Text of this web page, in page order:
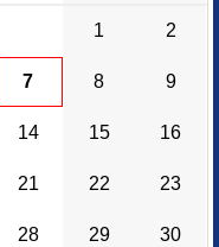
1 2
7 8 9
14 15 16
21 22 23
28 29 30